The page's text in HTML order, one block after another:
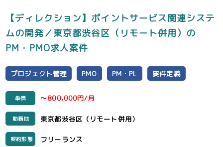
【ディレクション】ポイントサービス関連システ
ムの開発／東京都渋谷区（リモート併用）の
PM・PMO求人案件
プロジェクト管理 PMO PM・PL 要件定義
単価 〜800,000円/月
勤務地 東京都渋谷区（リモート併用）
契約形態 フリーランス